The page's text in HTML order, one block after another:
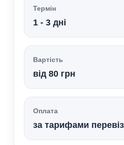
Термін
1 - 3 дні
Вартість
від 80 грн
Оплата
за тарифами